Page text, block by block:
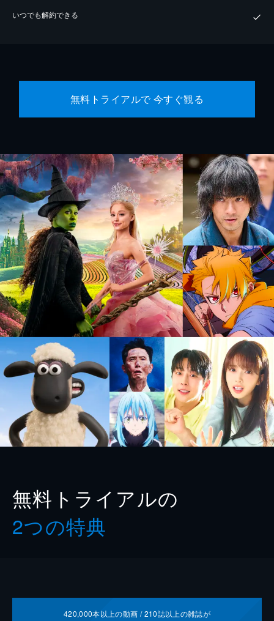
いつでも解約できる
無料トライアルで 今すぐ観る
無料トライアルの
2つの特典
420,000本以上の動画 /210誌以上の雑誌が